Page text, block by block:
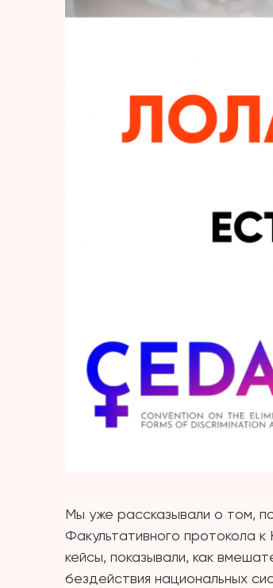
Мы уже рассказывали о том,
Факультативного протокола
кейсы, показывали, как
бездействия национальных